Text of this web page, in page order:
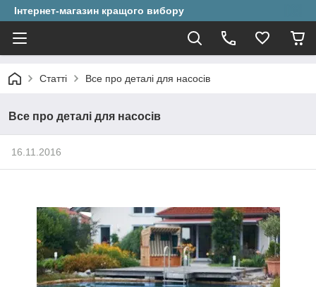
Інтернет-магазин кращого вибору
Статті Все про деталі для насосів
Все про деталі для насосів
16.11.2016